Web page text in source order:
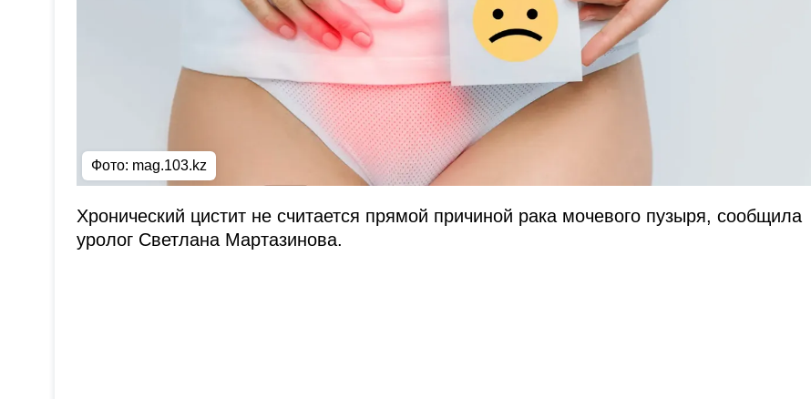
Фото: mag.103.kz
Хронический цистит не считается прямой причиной рака мочевого пузыря, сообщила
уролог Светлана Мартазинова.